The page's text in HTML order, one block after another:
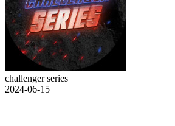
challenger series
2024-06-15